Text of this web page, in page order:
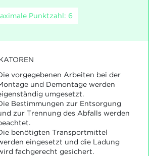
Punktzahl: 6
vorgegebenen Arbeiten bei der
und Demontage werden
umgesetzt.
Bestimmungen zur Entsorgung
zur Trennung des Abfalls werden
benötigten Transportmittel
eingesetzt und die Ladung
fachgerecht gesichert.